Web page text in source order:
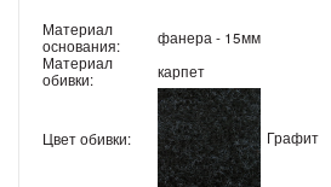
Материал
основания:
фанера - 15мм
Материал
обивки:
карпет
Цвет обивки: Графит